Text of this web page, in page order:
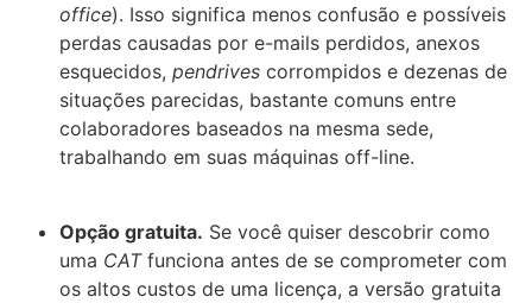
office). Isso significa menos confusão e possíveis
perdas causadas por e-mails perdidos, anexos
esquecidos, pendrives corrompidos e dezenas de
situações parecidas, bastante comuns entre
colaboradores baseados na mesma sede,
trabalhando em suas máquinas off-line.
Opção gratuita. Se você quiser descobrir como
uma CATfunciona antes de se comprometer com
os altos custos de uma licença, a versão gratuita